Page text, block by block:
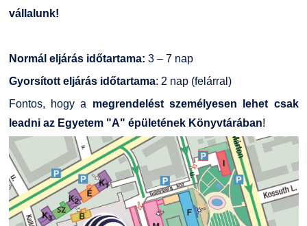
Online Studium
Képzési Életpályamodell
Atomerőművi Képzési Bázis
vállalunk!
Normál eljárás időtartama: 3 – 7 nap
Gyorsított eljárás időtartama: 2 nap (felárral)
Fontos, hogy a megrendelést személyesen lehet csak
leadni az Egyetem "A" épületének Könyvtárában!